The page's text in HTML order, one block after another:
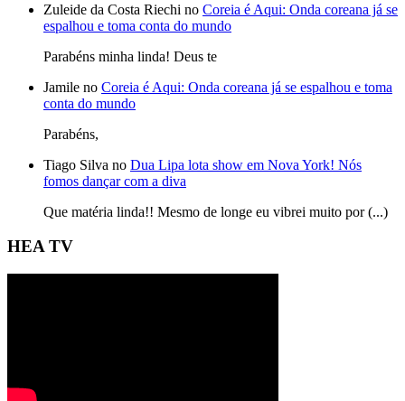
Zuleide da Costa Riechi no Coreia é Aqui: Onda coreana já se
espalhou e toma conta do mundo
Parabéns minha linda! Deus te
Jamile no Coreia é Aqui: Onda coreana já se espalhou e toma
conta do mundo
Parabéns,
Tiago Silva no Dua Lipa lota show em Nova York! Nós
fomos dançar com a diva
Que matéria linda!! Mesmo de longe eu vibrei muito por (...)
HEA TV